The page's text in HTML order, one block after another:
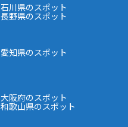
石川県のスポット
長野県のスポット
愛知県のスポット
大阪府のスポット
和歌山県のスポット